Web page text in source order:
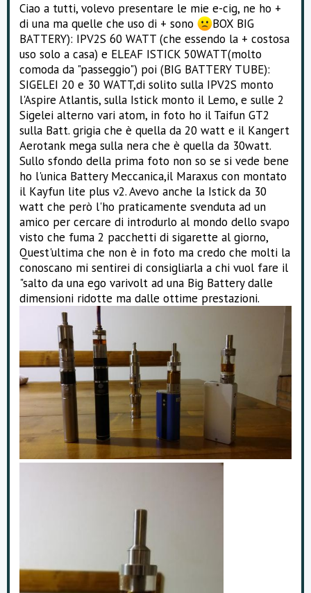
Ciao a tutti, volevo presentare le mie e-cig, ne ho +
di una ma quelle che uso di + sono
BOX BIG
BATTERY): IPV2S 60 WATT (che essendo la + costosa
uso solo a casa) e ELEAF ISTICK 50WATT(molto
comoda da "passeggio") poi (BIG BATTERY TUBE):
SIGELEI 20 e 30 WATT,di solito sulla IPV2S monto
l'Aspire Atlantis, sulla Istick monto il Lemo, e sulle 2
Sigelei alterno vari atom, in foto ho il Taifun GT2
sulla Batt. grigia che è quella da 20 watt e il Kangert
Aerotank mega sulla nera che è quella da 30watt.
Sullo sfondo della prima foto non so se si vede bene
ho l'unica Battery Meccanica,il Maraxus con montato
il Kayfun lite plus v2. Avevo anche la Istick da 30
watt che però l'ho praticamente svenduta ad un
amico per cercare di introdurlo al mondo dello svapo
visto che fuma 2 pacchetti di sigarette al giorno,
Quest'ultima che non è in foto ma credo che molti la
conoscano mi sentirei di consigliarla a chi vuol fare il
"salto da una ego varivolt ad una Big Battery dalle
dimensioni ridotte ma dalle ottime prestazioni.